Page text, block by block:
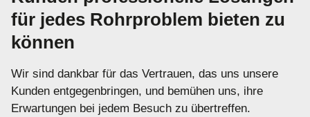
für jedes Rohrproblem bieten zu
können
Wir sind dankbar für das Vertrauen, das uns unsere
Kunden entgegenbringen, und bemühen uns, ihre
Erwartungen bei jedem Besuch zu übertreffen.